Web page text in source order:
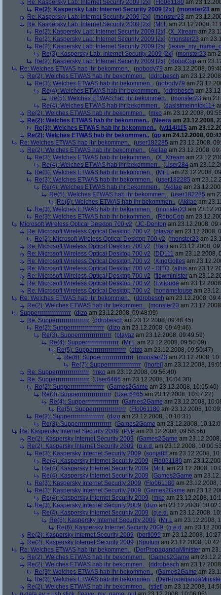
Re: Kaspersky Lab: Internet Security 2009 [2x] (Flo061180 am
Re(2): Kaspersky Lab: Internet Security 2009 [2x] (monster23 am
Re: Kaspersky Lab: Internet Security 2009 [2x] (monster23 am
Re: Kaspersky Lab: Internet Security 2009 [2x] (Mr L am 23.12.2008,
Re(2): Kaspersky Lab: Internet Security 2009 [2x] (X_Xtream am
Re(2): Kaspersky Lab: Internet Security 2009 [2x] (monster23 am
Re(2): Kaspersky Lab: Internet Security 2009 [2x] (
Re(3): Kaspersky Lab: Internet Security 2009 [2x] (monster23 am
Re(2): Kaspersky Lab: Internet Security 2009 [2x] (RoboCop am
Re: Welches ETWAS hab ihr bekommen.. (nobody79 am 23.12.2008,
Re(2): Welches ETWAS hab ihr bekommen.. (ddrobesch am
Re(3): Welches ETWAS hab ihr bekommen.. (nobody79 am
Re(4): Welches ETWAS hab ihr bekommen.. (ddrobesch am
Re(5): Welches ETWAS hab ihr bekommen.. (monster23 am
Re(4): Welches ETWAS hab ihr bekommen.. (dasistmeinnick11+
Re(2): Welches ETWAS hab ihr bekommen.. (mko am 23.12.2008,
Re(2): Welches ETWAS hab ihr bekommen.. (Neera am 23.12.2008,
Re(3): Welches ETWAS hab ihr bekommen.. (w114/115 am
Re(2): Welches ETWAS hab ihr bekommen.. (gp am 24.12.2008,
Re: Welches ETWAS hab ihr bekommen.. (user182285 am 23.12.2008,
Re(2): Welches ETWAS hab ihr bekommen.. (Akilae am 23.12.2008,
Re(3): Welches ETWAS hab ihr bekommen.. (X_Xtream am
Re(4): Welches ETWAS hab ihr bekommen.. (User284 am
Re(3): Welches ETWAS hab ihr bekommen.. (Mr L am 23.12.2008,
Re(3): Welches ETWAS hab ihr bekommen.. (user182285 am
Re(4): Welches ETWAS hab ihr bekommen.. (Akilae am
Re(5): Welches ETWAS hab ihr bekommen.. (user182285 am
Re(6): Welches ETWAS hab ihr bekommen.. (Akilae am
Re(3): Welches ETWAS hab ihr bekommen.. (monster23 am
Re(3): Welches ETWAS hab ihr bekommen.. (RoboCop am
Microsoft Wireless Optical Desktop 700 v2 (JC-Denton am 23.12.2008,
Re: Microsoft Wireless Optical Desktop 700 v2 (playaz am 23.12.2008,
Re(2): Microsoft Wireless Optical Desktop 700 v2 (monster23 am
Re: Microsoft Wireless Optical Desktop 700 v2 (Harti am 23.12.2008,
Re: Microsoft Wireless Optical Desktop 700 v2 (DD111 am 23.12.2008,
Re: Microsoft Wireless Optical Desktop 700 v2 (KindGottes am
Re: Microsoft Wireless Optical Desktop 700 v2 - DITO (athis am
Re: Microsoft Wireless Optical Desktop 700 v2 (flowminister am
Re: Microsoft Wireless Optical Desktop 700 v2 (Evildude am
Re: Microsoft Wireless Optical Desktop 700 v2 (nonametouse am
Re: Welches ETWAS hab ihr bekommen.. (ddrobesch am 23.12.2008,
Re(2): Welches ETWAS hab ihr bekommen.. (monster23 am
Supperrrrrrrrrrrrrrrrr (dizo am 23.12.2008, 09:48:09)
Re: Supperrrrrrrrrrrrrrrrr (ddrobesch am 23.12.2008, 09:48:45)
Re(2): Supperrrrrrrrrrrrrrrrr (dizo am 23.12.2008, 09:49:46)
Re(3): Supperrrrrrrrrrrrrrrrr (playaz am 23.12.2008, 09:49:59)
Re(4): Supperrrrrrrrrrrrrrrrr (Mr L am 23.12.2008, 09:50:09)
Re(5): Supperrrrrrrrrrrrrrrrr (dizo am 23.12.2008, 09:50:47)
Re(6): Supperrrrrrrrrrrrrrrrr (monster23 am 23.12.2008,
Re(7): Supperrrrrrrrrrrrrrrrr ([norbi] am 23.12.2008,
Re: Supperrrrrrrrrrrrrrrrr (mko am 23.12.2008, 09:56:40)
Re: Supperrrrrrrrrrrrrrrrr (User6465 am 23.12.2008, 10:04:30)
Re(2): Supperrrrrrrrrrrrrrrrr (Games2Game am 23.12.2008, 10:05:40)
Re(3): Supperrrrrrrrrrrrrrrrr (User6465 am 23.12.2008, 10:07:22)
Re(4): Supperrrrrrrrrrrrrrrrr (Games2Game am 23.12.2008,
Re(5): Supperrrrrrrrrrrrrrrrr (Flo061180 am 23.12.2008,
Re(2): Supperrrrrrrrrrrrrrrrr (dizo am 23.12.2008, 10:10:31)
Re(3): Supperrrrrrrrrrrrrrrrr (Games2Game am 23.12.2008,
Re: Kaspersky Internet Security 2009 (PvP am 23.12.2008, 09:58:56)
Re(2): Kaspersky Internet Security 2009 (Games2Game am
Re(2): Kaspersky Internet Security 2009 (q.e.d. am 23.12.2008,
Re(3): Kaspersky Internet Security 2009 (sonja85 am 23.12.2008,
Re(4): Kaspersky Internet Security 2009 (Flo061180 am
Re(4): Kaspersky Internet Security 2009 (Mr L am 23.12.2008,
Re(4): Kaspersky Internet Security 2009 (Games2Game am
Re(3): Kaspersky Internet Security 2009 (Flo061180 am 23.12.2008,
Re(3): Kaspersky Internet Security 2009 (Games2Game am
Re(4): Kaspersky Internet Security 2009 (mko am 23.12.2008,
Re(3): Kaspersky Internet Security 2009 (dizo am 23.12.2008,
Re(4): Kaspersky Internet Security 2009 (q.e.d. am 23.12.2008,
Re(5): Kaspersky Internet Security 2009 (Mr L am 23.12.2008,
Re(6): Kaspersky Internet Security 2009 (q.e.d. am
Re(2): Kaspersky Internet Security 2009 (bertl099 am 23.12.2008,
Re(2): Kaspersky Internet Security 2009 (Sputum am 23.12.2008,
Re: Welches ETWAS hab ihr bekommen.. (DerPropagandaMinister am
Re(2): Welches ETWAS hab ihr bekommen.. (Games2Game am
Re(2): Welches ETWAS hab ihr bekommen.. (ddrobesch am
Re(3): Welches ETWAS hab ihr bekommen.. (Games2Game am
Re(3): Welches ETWAS hab ihr bekommen.. (
Re(2): Welches ETWAS hab ihr bekommen.. (stiefl am 23.12.2008,